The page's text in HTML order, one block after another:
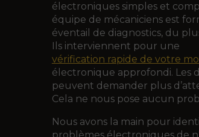
électroniques simples et
équipe de mécaniciens est
éventail de diagnostics, du
Ils interviennent pour une
vérification rapide de votre
électronique approfondi. Les
peuvent demander plus
Cela ne nous pose aucun
Nous avons la main pour